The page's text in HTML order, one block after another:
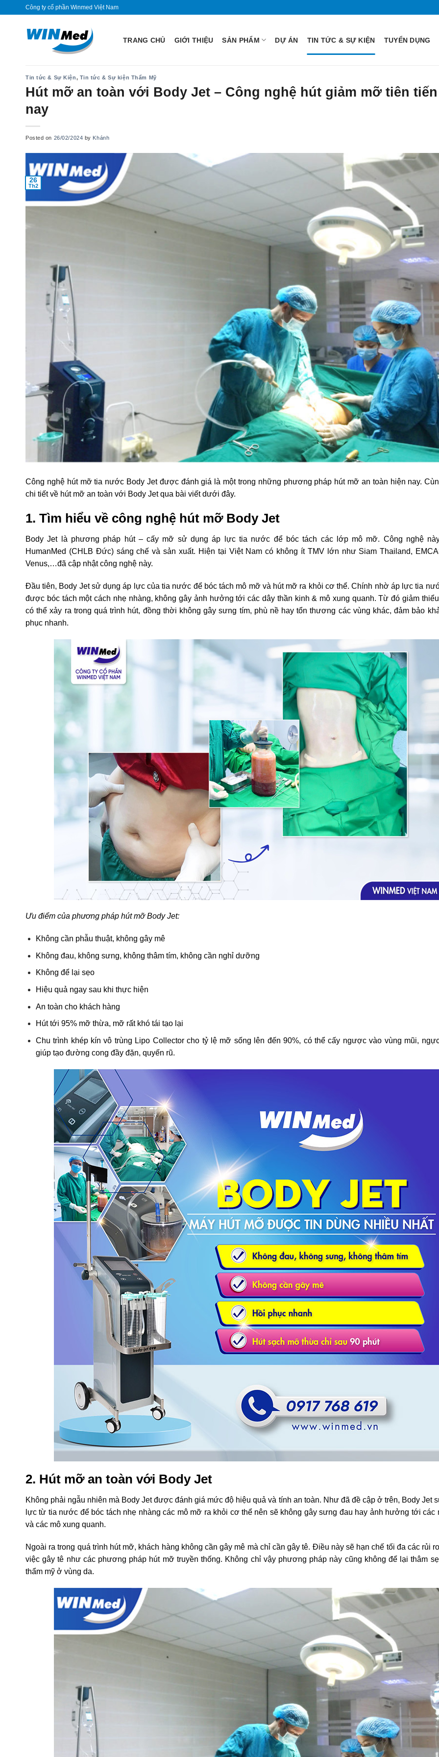
Công ty cổ phần Winmed Việt Nam
TRANG CHỦ GIỚI THIỆU SẢN PHẨM DỰ ÁN TIN TỨC & SỰ KIỆN TUYỂN DỤNG
Tin tức & Sự Kiện, Tin tức & Sự kiện Thẩm Mỹ
Hút mỡ an toàn với Body Jet – Công nghệ hút giảm mỡ tiên
nay
Posted on 26/02/2024 by Khánh
26
Th2
Công nghệ hút mỡ tia nước Body Jet được đánh giá là một trong những phương pháp hút mỡ an toàn hiện nay.
chi tiết về hút mỡ an toàn với Body Jet qua bài viết dưới đây.
1. Tìm hiểu về công nghệ hút mỡ Body Jet
Body Jet là phương pháp hút – cấy mỡ sử dụng áp lực tia nước để bóc tách các lớp mô mỡ. Công nghệ
HumanMed (CHLB Đức) sáng chế và sản xuất. Hiện tại Việt Nam có không ít TMV lớn như Siam Thailand,
Venus,…đã cập nhật công nghệ này.
Đầu tiên, Body Jet sử dụng áp lực của tia nước để bóc tách mô mỡ và hút mỡ ra khỏi cơ thể. Chính nhờ áp lực tia
được bóc tách một cách nhẹ nhàng, không gây ảnh hưởng tới các dây thần kinh & mô xung quanh. Từ đó giảm
có thể xảy ra trong quá trình hút, đồng thời không gây sưng tím, phù nề hay tổn thương các vùng khác, đảm bảo
phục nhanh.
Ưu điểm của phương pháp hút mỡ Body Jet:
Không cần phẫu thuật, không gây mê
Không đau, không sưng, không thâm tím, không cần nghỉ dưỡng
Không để lại sẹo
Hiệu quả ngay sau khi thực hiện
An toàn cho khách hàng
Hút tới 95% mỡ thừa, mỡ rất khó tái tạo lại
Chu trình khép kín vô trùng Lipo Collector cho tỷ lệ mỡ sống lên đến 90%, có thể cấy ngược vào vùng mũi,
giúp tạo đường cong đầy đặn, quyến rũ.
2. Hút mỡ an toàn với Body Jet
Không phải ngẫu nhiên mà Body Jet được đánh giá mức độ hiệu quả và tính an toàn. Như đã đề cập ở trên, Body Jet
lực từ tia nước để bóc tách nhẹ nhàng các mô mỡ ra khỏi cơ thể nên sẽ không gây sưng đau hay ảnh hưởng tới các
và các mô xung quanh.
Ngoài ra trong quá trình hút mỡ, khách hàng không cần gây mê mà chỉ cần gây tê. Điều này sẽ hạn chế tối đa các rủi
việc gây tê như các phương pháp hút mỡ truyền thống. Không chỉ vậy phương pháp này cũng không để lại thâm
thẩm mỹ ở vùng da.